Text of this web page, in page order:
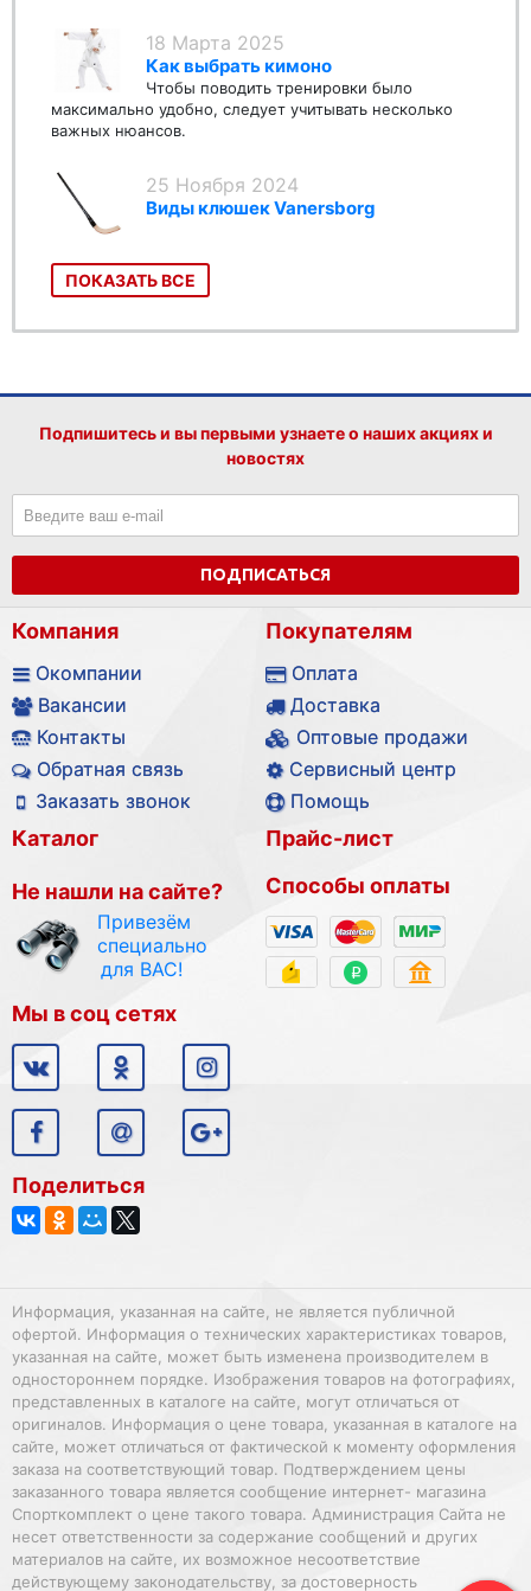
18 Марта 2025
Как выбрать кимоно
Чтобы поводить тренировки было
максимально удобно, следует учитывать несколько
важных нюансов.
25 Ноября 2024
Виды клюшек Vanersborg
ПОКАЗАТЬ ВСЕ
Подпишитесь и вы первыми узнаете о наших акциях и
новостях
ПОДПИСАТЬСЯ
Компания
Окомпании
Вакансии
Контакты
Обратная связь
Заказать звонок
Покупателям
Оплата
Доставка
Оптовые продажи
Сервисный центр
Помощь
Каталог
Не нашли на сайте?
Привезём
специально
для ВАС!
Прайс-лист
Способы оплаты
Мы в соц сетях
Поделиться
Информация, указанная на сайте, не является публичной
офертой. Информация о технических характеристиках товаров,
указанная на сайте, может быть изменена производителем в
одностороннем порядке. Изображения товаров на фотографиях,
представленных в каталоге на сайте, могут отличаться от
оригиналов. Информация о цене товара, указанная в каталоге на
сайте, может отличаться от фактической к моменту оформления
заказа на соответствующий товар. Подтверждением цены
заказанного товара является сообщение интернет- магазина
Спорткомплект о цене такого товара. Администрация Сайта не
несет ответственности за содержание сообщений и других
материалов на сайте, их возможное несоответствие
действующему законодательству, за достоверность